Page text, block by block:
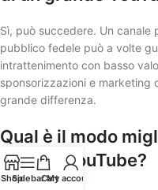
Sì, può succedere. Un canale
pubblico fedele può a volte
intrattenimento con basso
sponsorizzazioni e marketing
grande differenza.
Qual è il modo
più con YouTube?
ShopSidebarCart
My account